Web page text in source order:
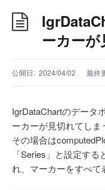
ーカー
公開日: 2024/04/02 最終
IgrDataChartのデータ
ーカーが見切れてしま
その場合は
「Series」と設定す
れ、マーカーをすべて